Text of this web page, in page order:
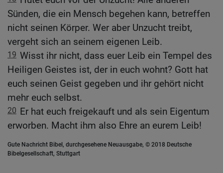
Sünden, die ein Mensch begehen kann, betreffen
nicht seinen Körper. Wer aber Unzucht treibt,
vergeht sich an seinem eigenen Leib.
19 Wisst ihr nicht, dass euer Leib ein Tempel des
Heiligen Geistes ist, der in euch wohnt? Gott hat
euch seinen Geist gegeben und ihr gehört nicht
mehr euch selbst.
20 Er hat euch freigekauft und als sein Eigentum
erworben. Macht ihm also Ehre an eurem Leib!
Gute Nachricht Bibel, durchgesehene Neuausgabe, © 2018 Deutsche
Bibelgesellschaft, Stuttgart